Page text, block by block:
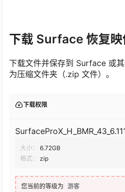
下载 Surface 恢复映
下载文件并保存到 Surface 或
为压缩文件夹（.zip 文件）。
下载权限
大小：
6.72GB
格式：
zip
您当前的等级为 游客